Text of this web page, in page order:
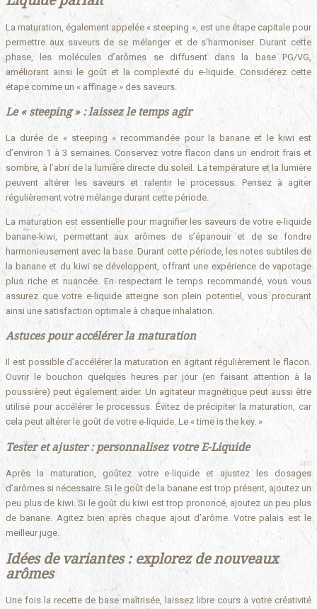
La maturation, également appelée « steeping », est une étape capitale pour
permettre aux saveurs de se mélanger et de s’harmoniser. Durant cette
phase, les molécules d’arômes se diffusent dans la base PG/VG,
améliorant ainsi le goût et la complexité du e-liquide. Considérez cette
étape comme un « affinage » des saveurs.
Le « steeping » : laissez le temps agir
La durée de « steeping » recommandée pour la banane et le kiwi est
d’environ 1 à 3 semaines. Conservez votre flacon dans un endroit frais et
sombre, à l’abri de la lumière directe du soleil. La température et la lumière
peuvent altérer les saveurs et ralentir le processus. Pensez à agiter
régulièrement votre mélange durant cette période.
La maturation est essentielle pour magnifier les saveurs de votre e-liquide
banane-kiwi, permettant aux arômes de s’épanouir et de se fondre
harmonieusement avec la base. Durant cette période, les notes subtiles de
la banane et du kiwi se développent, offrant une expérience de vapotage
plus riche et nuancée. En respectant le temps recommandé, vous vous
assurez que votre e-liquide atteigne son plein potentiel, vous procurant
ainsi une satisfaction optimale à chaque inhalation.
Astuces pour accélérer la maturation
Il est possible d’accélérer la maturation en agitant régulièrement le flacon.
Ouvrir le bouchon quelques heures par jour (en faisant attention à la
poussière) peut également aider. Un agitateur magnétique peut aussi être
utilisé pour accélérer le processus. Évitez de précipiter la maturation, car
cela peut altérer le goût de votre e-liquide. Le « time is the key. »
Tester et ajuster : personnalisez votre E-Liquide
Après la maturation, goûtez votre e-liquide et ajustez les dosages
d’arômes si nécessaire. Si le goût de la banane est trop présent, ajoutez un
peu plus de kiwi. Si le goût du kiwi est trop prononcé, ajoutez un peu plus
de banane. Agitez bien après chaque ajout d’arôme. Votre palais est le
meilleur juge.
Idées de variantes : explorez de nouveaux
arômes
Une fois la recette de base maîtrisée, laissez libre cours à votre créativité